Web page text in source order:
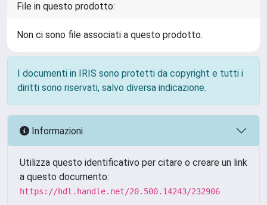
File in questo prodotto:
Non ci sono file associati a questo prodotto.
I documenti in IRIS sono protetti da copyright e tutti i
diritti sono riservati, salvo diversa indicazione.
Informazioni
Utilizza questo identificativo per citare o creare un link
a questo documento:
https://hdl.handle.net/20.500.14243/232906